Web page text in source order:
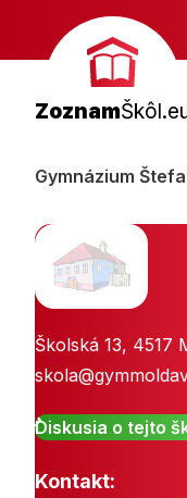
Zoznam
Gymnázium
Školská 13, 4517
Diskusia o tejto
Kontakt: